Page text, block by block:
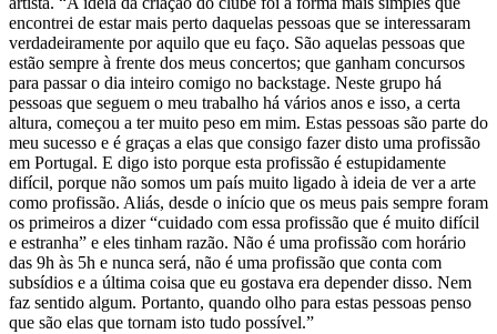
encontrei de estar mais perto daquelas pessoas que se interessaram
verdadeiramente por aquilo que eu faço. São aquelas pessoas que
estão sempre à frente dos meus concertos; que ganham concursos
para passar o dia inteiro comigo no backstage. Neste grupo há
pessoas que seguem o meu trabalho há vários anos e isso, a certa
altura, começou a ter muito peso em mim. Estas pessoas são parte do
meu sucesso e é graças a elas que consigo fazer disto uma profissão
em Portugal. E digo isto porque esta profissão é estupidamente
difícil, porque não somos um país muito ligado à ideia de ver a arte
como profissão. Aliás, desde o início que os meus pais sempre foram
os primeiros a dizer “cuidado com essa profissão que é muito difícil
e estranha” e eles tinham razão. Não é uma profissão com horário
das 9h às 5h e nunca será, não é uma profissão que conta com
subsídios e a última coisa que eu gostava era depender disso. Nem
faz sentido algum. Portanto, quando olho para estas pessoas penso
que são elas que tornam isto tudo possível.”